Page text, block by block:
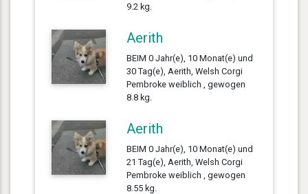
9.2 kg.
Aerith
BEIM 0 Jahr(e), 10 Monat(e) und
30 Tag(e), Aerith, Welsh Corgi
Pembroke weiblich , gewogen
8.8 kg.
Aerith
BEIM 0 Jahr(e), 10 Monat(e) und
21 Tag(e), Aerith, Welsh Corgi
Pembroke weiblich , gewogen
8.55 kg.